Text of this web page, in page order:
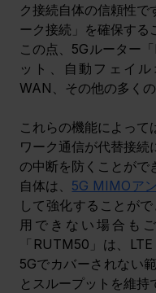
ク接続自体の信頼性で
ーク接続」を確保する
この点、5Gルーター
ット、自動フェイ
WAN、その他の多く
これらの機能によって
ワーク通信が代替接続
の中断を防くことがで
自体は、 5G MIMOア
して強化することが
用できない場合も
「RUTM50」は、
5Gでカバーされない
とスループットを維持